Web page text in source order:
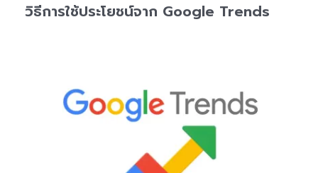
วิธีการใช้ประโยชน์จาก Google Trends